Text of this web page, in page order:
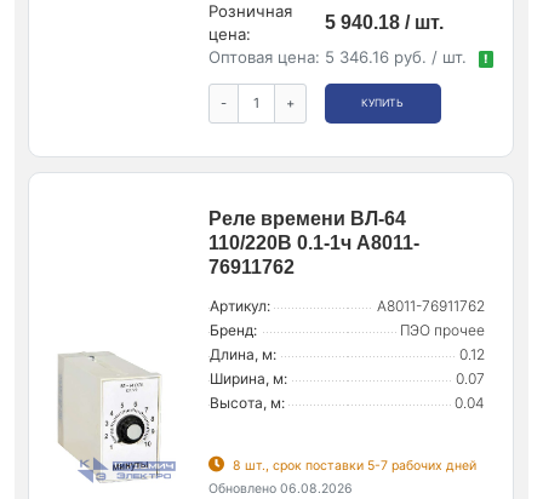
Розничная
цена:
5 940.18 / шт.
Оптовая цена: 5 346.16 руб. / шт. !
- + КУПИТЬ
Реле времени ВЛ-64
110/220В 0.1-1ч A8011-
76911762
Артикул:
A8011-76911762
Бренд:
ПЭО прочее
Длина, м:
0.12
Ширина, м:
0.07
Высота, м:
0.04
8 шт., срок поставки 5-7 рабочих дней
Обновлено 06.08.2026